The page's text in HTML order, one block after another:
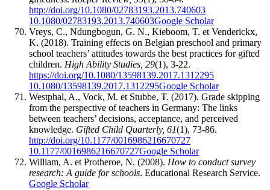
http://doi.org/10.1080/02783193.2013.740603
10.1080/02783193.2013.740603Google Scholar
Vreys, C., Ndungbogun, G. N., Kieboom, T. et Venderickx,
K. (2018). Training effects on Belgian preschool and primary
school teachers’ attitudes towards the best practices for gifted
children. High Ability Studies, 29(1), 3-22.
https://doi.org/10.1080/13598139.2017.1312295
10.1080/13598139.2017.1312295Google Scholar
Westphal, A., Vock, M. et Stubbe, T. (2017). Grade skipping
from the perspective of teachers in Germany: The links
between teachers’ decisions, acceptance, and perceived
knowledge. Gifted Child Quarterly, 61(1), 73-86.
http://doi.org/10.1177/0016986216670727
10.1177/0016986216670727Google Scholar
William, A. et Protheroe, N. (2008). How to conduct survey
research: A guide for schools. Educational Research Service.
Google Scholar